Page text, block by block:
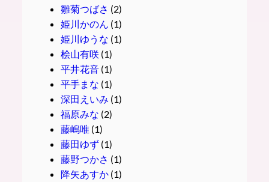
雛菊つばさ (2)
姫川かのん (1)
姫川ゆうな (1)
桧山有咲(1)
平井花音(1)
平手まな (1)
深田えいみ (1)
福原みな (2)
藤嶋唯(1)
藤田ゆず(1)
藤野つかさ (1)
降矢あすか(1)